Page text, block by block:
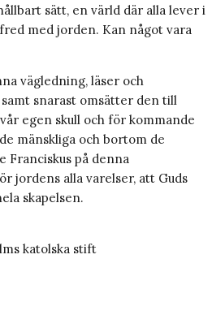
sätt, en värld där alla lever i
med jorden. Kan något vara
vägledning, läser och
snarast omsätter den till
egen skull och för kommande
mänskliga och bortom de
Franciskus på denna
jordens alla varelser, att Guds
skapelsen.
katolska stift